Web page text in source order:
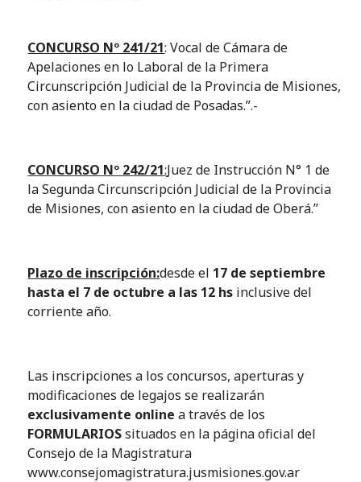
CONCURSO Nº 241/21: Vocal de Cámara de
Apelaciones en lo Laboral de la Primera
Circunscripción Judicial de la Provincia de Misiones,
con asiento en la ciudad de Posadas.”.-
CONCURSO Nº 242/21:Juez de Instrucción N° 1 de
la Segunda Circunscripción Judicial de la Provincia
de Misiones, con asiento en la ciudad de Oberá.”
Plazo de inscripción:desde el 17 de septiembre
hasta el 7 de octubre a las 12 hs inclusive del
corriente año.
Las inscripciones a los concursos, aperturas y
modificaciones de legajos se realizarán
exclusivamente online a través de los
FORMULARIOSsituados en la página oficial del
Consejo de la Magistratura
www.consejomagistratura.jusmisiones.gov.ar